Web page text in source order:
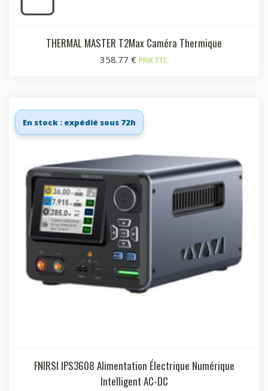
THERMAL MASTER T2Max Caméra Thermique
358.77 € PRIX TTC
En stock : expédié sous 72h
FNIRSI IPS3608 Alimentation Électrique Numérique
Intelligent AC-DC